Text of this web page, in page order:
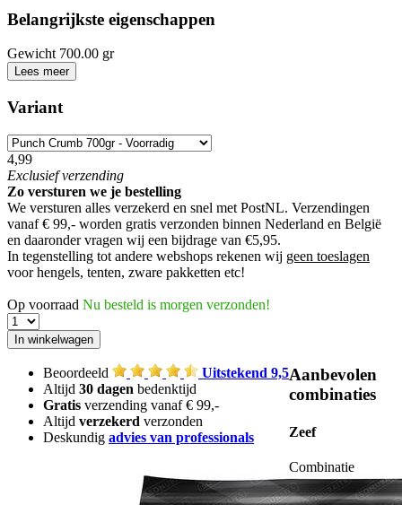
Belangrijkste eigenschappen
Gewicht 700.00 gr
Lees meer
Variant
4,99
Exclusiefverzending
Zo versturen we je bestelling
We versturen alles verzekerd en snel met PostNL. Verzendingen
vanaf € 99,- worden gratis verzonden binnen Nederland en België
en daaronder vragen wij een bijdrage van €5,95.
In tegenstelling tot andere webshops rekenen wij geen toeslagen
voor hengels, tenten, zware pakketten etc!
Op voorraad Nu besteld is morgen verzonden!
Beoordeeld
Uitstekend 9,5
Altijd 30 dagen bedenktijd
Gratis verzending vanaf € 99,-
Altijd verzekerd verzonden
Deskundig advies van professionals
Aanbevolen
combinaties
Zeef
Combinatie